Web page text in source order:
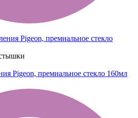
Pigeon, премиальное стекло 160мл